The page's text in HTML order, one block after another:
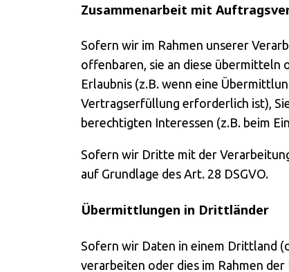
Zusammenarbeit mit
Sofern wir im Rahmen unserer
offenbaren, sie an diese übermitteln
Erlaubnis (z.B. wenn eine
Vertragserfüllung erforderlich ist),
berechtigten Interessen (z.B. beim
Sofern wir Dritte mit der
auf Grundlage des Art. 28 DSGVO.
Übermittlungen in Drittländer
Sofern wir Daten in einem Drittland
verarbeiten oder dies im Rahmen